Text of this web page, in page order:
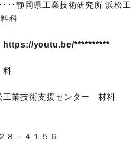
･静岡県工業技術研究所 浜松工
科
https://youtu.be/**********
技術支援センター 材料
－４１５６